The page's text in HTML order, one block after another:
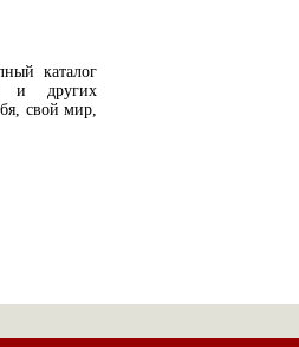
каталог
и других
свой мир,